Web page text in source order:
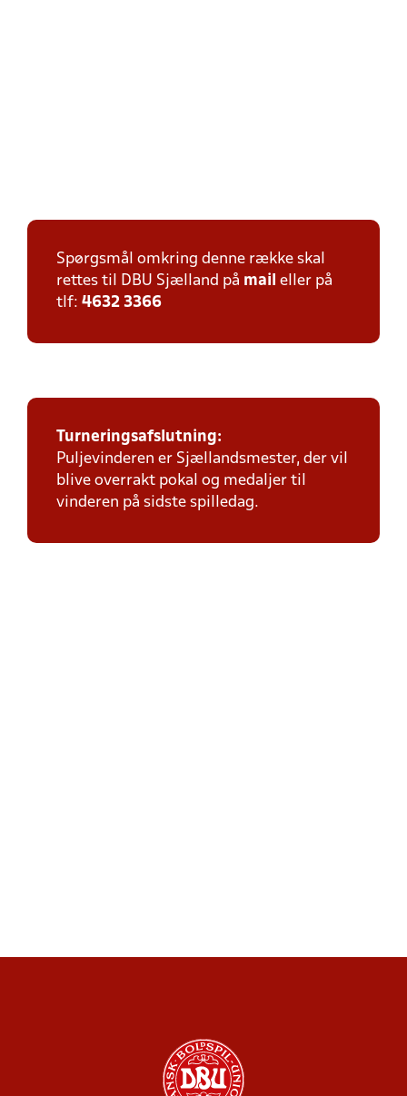
Spørgsmål omkring denne række skal
rettes til DBU Sjælland på mail eller på
tlf: 4632 3366
Turneringsafslutning:
Puljevinderen er Sjællandsmester, der vil
blive overrakt pokal og medaljer til
vinderen på sidste spilledag.